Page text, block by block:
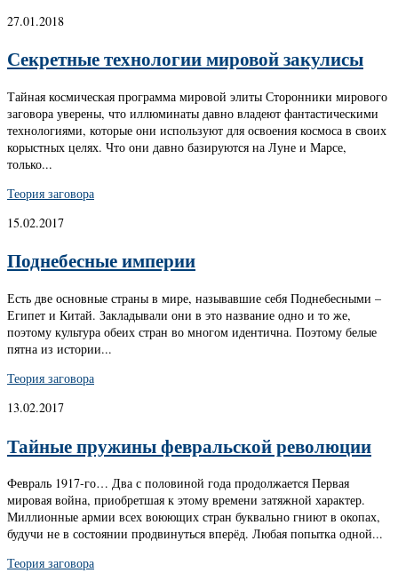
27.01.2018
Секретные технологии мировой закулисы
Тайная космическая программа мировой элиты Сторонники мирового
заговора уверены, что иллюминаты давно владеют фантастическими
технологиями, которые они используют для освоения космоса в своих
корыстных целях. Что они давно базируются на Луне и Марсе,
только...
Теория заговора
15.02.2017
Поднебесные империи
Есть две основные страны в мире, называвшие себя Поднебесными –
Египет и Китай. Закладывали они в это название одно и то же,
поэтому культура обеих стран во многом идентична. Поэтому белые
пятна из истории...
Теория заговора
13.02.2017
Тайные пружины февральской революции
Февраль 1917-го… Два с половиной года продолжается Первая
мировая война, приобретшая к этому времени затяжной характер.
Миллионные армии всех воюющих стран буквально гниют в окопах,
будучи не в состоянии продвинуться вперёд. Любая попытка одной...
Теория заговора